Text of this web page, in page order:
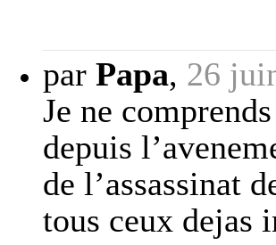
par Papa, 26
Je ne
depuis
de l’assassinat
tous ceux dejas